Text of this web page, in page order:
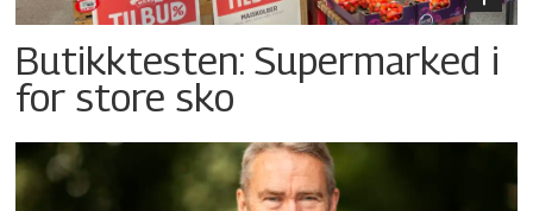
Butikktesten: Supermarked i
for store sko